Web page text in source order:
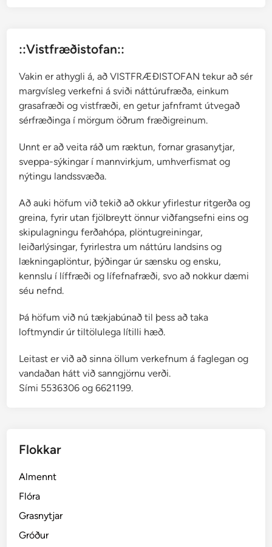
::Vistfræðistofan::
Vakin er athygli á, að VISTFRÆÐISTOFAN tekur að sér
margvísleg verkefni á sviði náttúrufræða, einkum
grasafræði og vistfræði, en getur jafnframt útvegað
sérfræðinga í mörgum öðrum fræðigreinum.
Unnt er að veita ráð um ræktun, fornar grasanytjar,
sveppa-sýkingar í mannvirkjum, umhverfismat og
nýtingu landssvæða.
Að auki höfum við tekið að okkur yfirlestur ritgerða og
greina, fyrir utan fjölbreytt önnur viðfangsefni eins og
skipulagningu ferðahópa, plöntugreiningar,
leiðarlýsingar, fyrirlestra um náttúru landsins og
lækningaplöntur, þýðingar úr sænsku og ensku,
kennslu í líffræði og lífefnafræði, svo að nokkur dæmi
séu nefnd.
Þá höfum við nú tækjabúnað til þess að taka
loftmyndir úr tiltölulega lítilli hæð.
Leitast er við að sinna öllum verkefnum á faglegan og
vandaðan hátt við sanngjörnu verði.
Sími 5536306 og 6621199.
Flokkar
Almennt
Flóra
Grasnytjar
Gróður